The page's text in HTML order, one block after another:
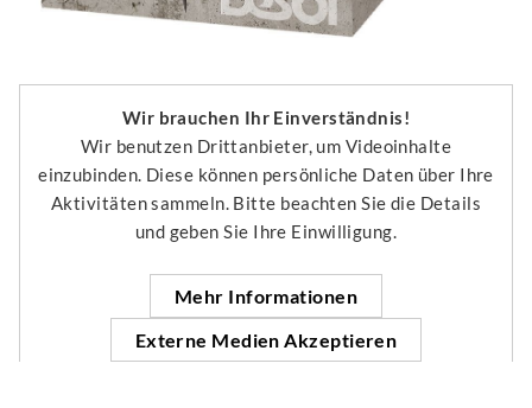
Wir brauchen Ihr Einverständnis!
Wir benutzen Drittanbieter, um Videoinhalte
einzubinden. Diese können persönliche Daten über Ihre
Aktivitäten sammeln. Bitte beachten Sie die Details
und geben Sie Ihre Einwilligung.
Mehr Informationen
Externe Medien Akzeptieren